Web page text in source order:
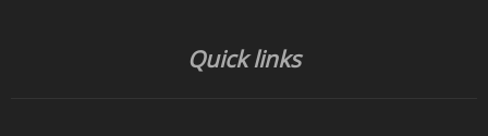
Quick links